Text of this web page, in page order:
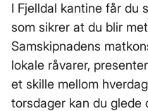
I Fjelldal kantine får du
som sikrer at du blir
Samskipnadens
lokale råvarer,
et skille mellom
torsdager kan du glede